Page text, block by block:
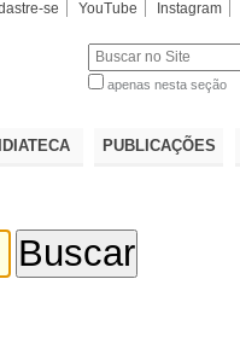
se YouTube Instagram
apenas nesta seção
PUBLICAÇÕES